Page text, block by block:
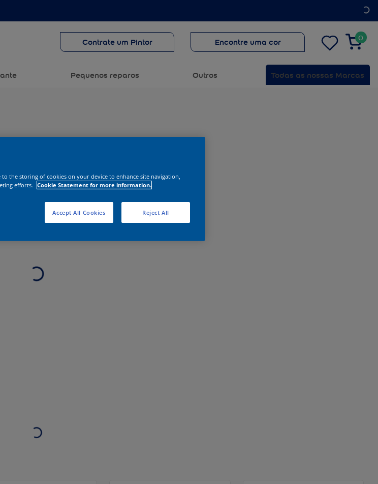
Contrate um Pintor Encontre uma cor 0
Pequenos reparos Outros Todas as nossas Marcas
to the storing of cookies on your device to enhance site navigation,
efforts.
Cookie Statement for more information.
Reject All
Accept All Cookies